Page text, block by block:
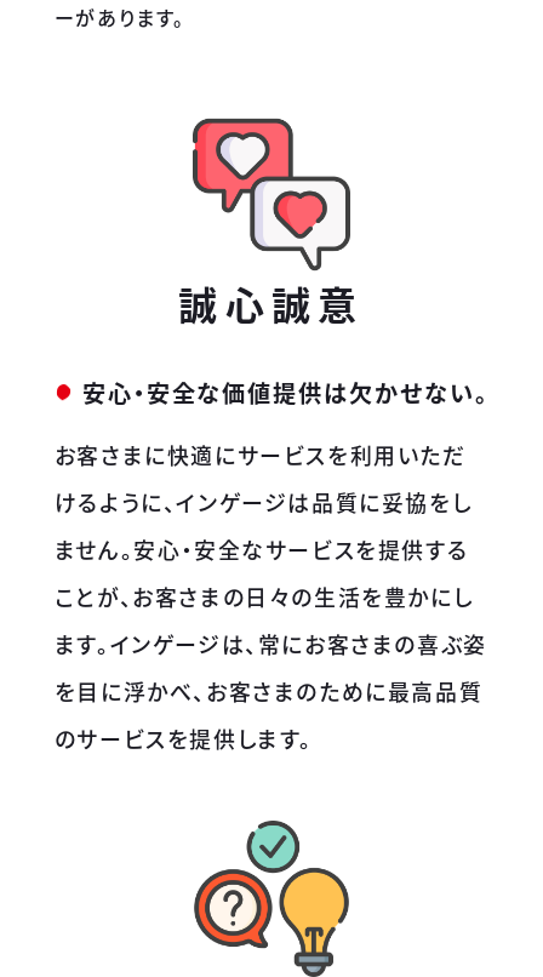
ーがあります。
誠心誠意
安心・安全な価値提供は欠かせない。
お客さまに快適にサービスを利用いただ
けるように、インゲージは品質に妥協をし
ません。安心・安全なサービスを提供する
ことが、お客さまの日々の生活を豊かにし
ます。インゲージは、常にお客さまの喜ぶ姿
を目に浮かべ、お客さまのために最高品質
のサービスを提供します。